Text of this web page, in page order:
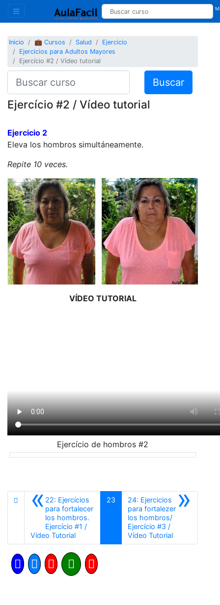
Inicio 💼 Cursos Salud
Ejercicio
Ejercicios para Adultos Mayores
Ejercício #2 / Vídeo tutorial
Buscar
Ejercício #2 / Vídeo tutorial
Ejercicio 2
Eleva los hombros simultáneamente.
Repite 10 veces.
VÍDEO TUTORIAL
Ejercício de hombros #2
«22: Ejercícios
para fortalecer
los hombros.
Ejercício #1 /
Vídeo TutorialAnterior
23 »
24: Ejercicios
para fortalezer
los hombros/
Ejercício #3 /
Vídeo TutorialSiguiente